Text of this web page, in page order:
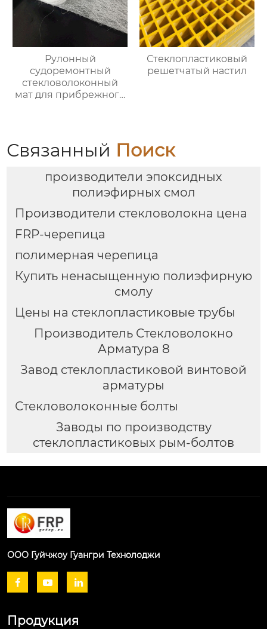
Рулонный
судоремонтный
стекловолоконный
мат для прибрежного
Стеклопластиковый
решетчатый настил
Связанный Поиск
производители эпоксидных
полиэфирных смол
Производители стекловолокна цена
FRP-черепица
полимерная черепица
Купить ненасыщенную полиэфирную
смолу
Цены на стеклопластиковые трубы
Производитель Стекловолокно
Арматура 8
Завод стеклопластиковой винтовой
арматуры
Стекловолоконные болты
Заводы по производству
стеклопластиковых рым-болтов
ООО Гуйчжоу Гуангри Технолоджи
  
Продукция